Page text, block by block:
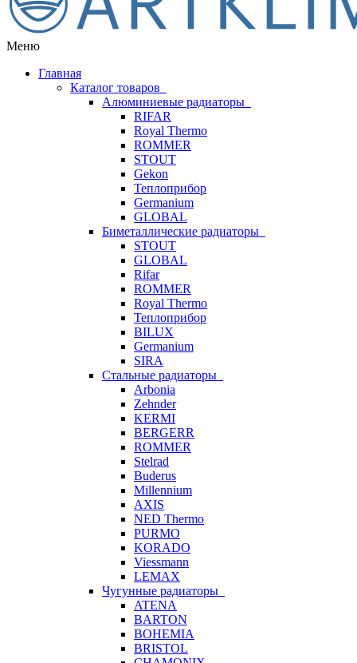
Меню
Главная
Каталог товаров
Алюминиевые радиаторы
RIFAR
Royal Thermo
ROMMER
STOUT
Gekon
Теплоприбор
Germanium
GLOBAL
Биметаллические радиаторы
STOUT
GLOBAL
Rifar
ROMMER
Royal Thermo
Теплоприбор
BILUX
Germanium
SIRA
Стальные радиаторы
Arbonia
Zehnder
KERMI
BERGERR
ROMMER
Stelrad
Buderus
Millennium
AXIS
NED Thermo
PURMO
KORADO
Viessmann
LEMAX
Чугунные радиаторы
ATENA
BARTON
BOHEMIA
BRISTOL